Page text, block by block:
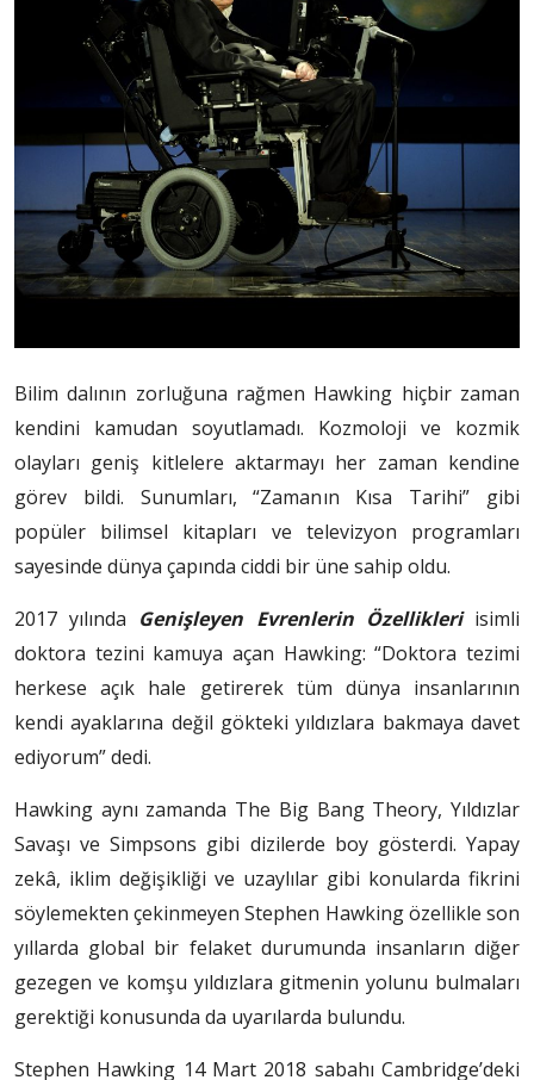
Bilim dalının zorluğuna rağmen Hawking hiçbir zaman
kendini kamudan soyutlamadı. Kozmoloji ve kozmik
olayları geniş kitlelere aktarmayı her zaman kendine
görev bildi. Sunumları, “Zamanın Kısa Tarihi” gibi
popüler bilimsel kitapları ve televizyon programları
sayesinde dünya çapında ciddi bir üne sahip oldu.
2017 yılında Genişleyen Evrenlerin Özellikleriisimli
doktora tezini kamuya açan Hawking: “Doktora tezimi
herkese açık hale getirerek tüm dünya insanlarının
kendi ayaklarına değil gökteki yıldızlara bakmaya davet
ediyorum” dedi.
Hawking aynı zamanda The Big Bang Theory, Yıldızlar
Savaşı ve Simpsons gibi dizilerde boy gösterdi. Yapay
zekâ, iklim değişikliği ve uzaylılar gibi konularda fikrini
söylemekten çekinmeyen Stephen Hawking özellikle son
yıllarda global bir felaket durumunda insanların diğer
gezegen ve komşu yıldızlara gitmenin yolunu bulmaları
gerektiği konusunda da uyarılarda bulundu.
Stephen Hawking 14 Mart 2018 sabahı Cambridge’deki